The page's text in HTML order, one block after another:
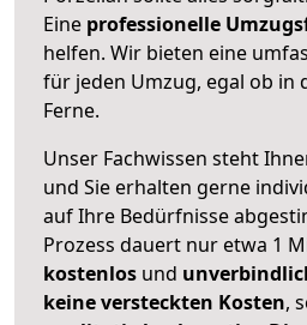
Eine professionelle
helfen. Wir bieten eine
für jeden Umzug, egal ob in
Ferne.
Unser Fachwissen steht
und Sie erhalten gerne
auf Ihre Bedürfnisse
Prozess dauert nur etwa 1
kostenlos und
keine versteckten Kosten,